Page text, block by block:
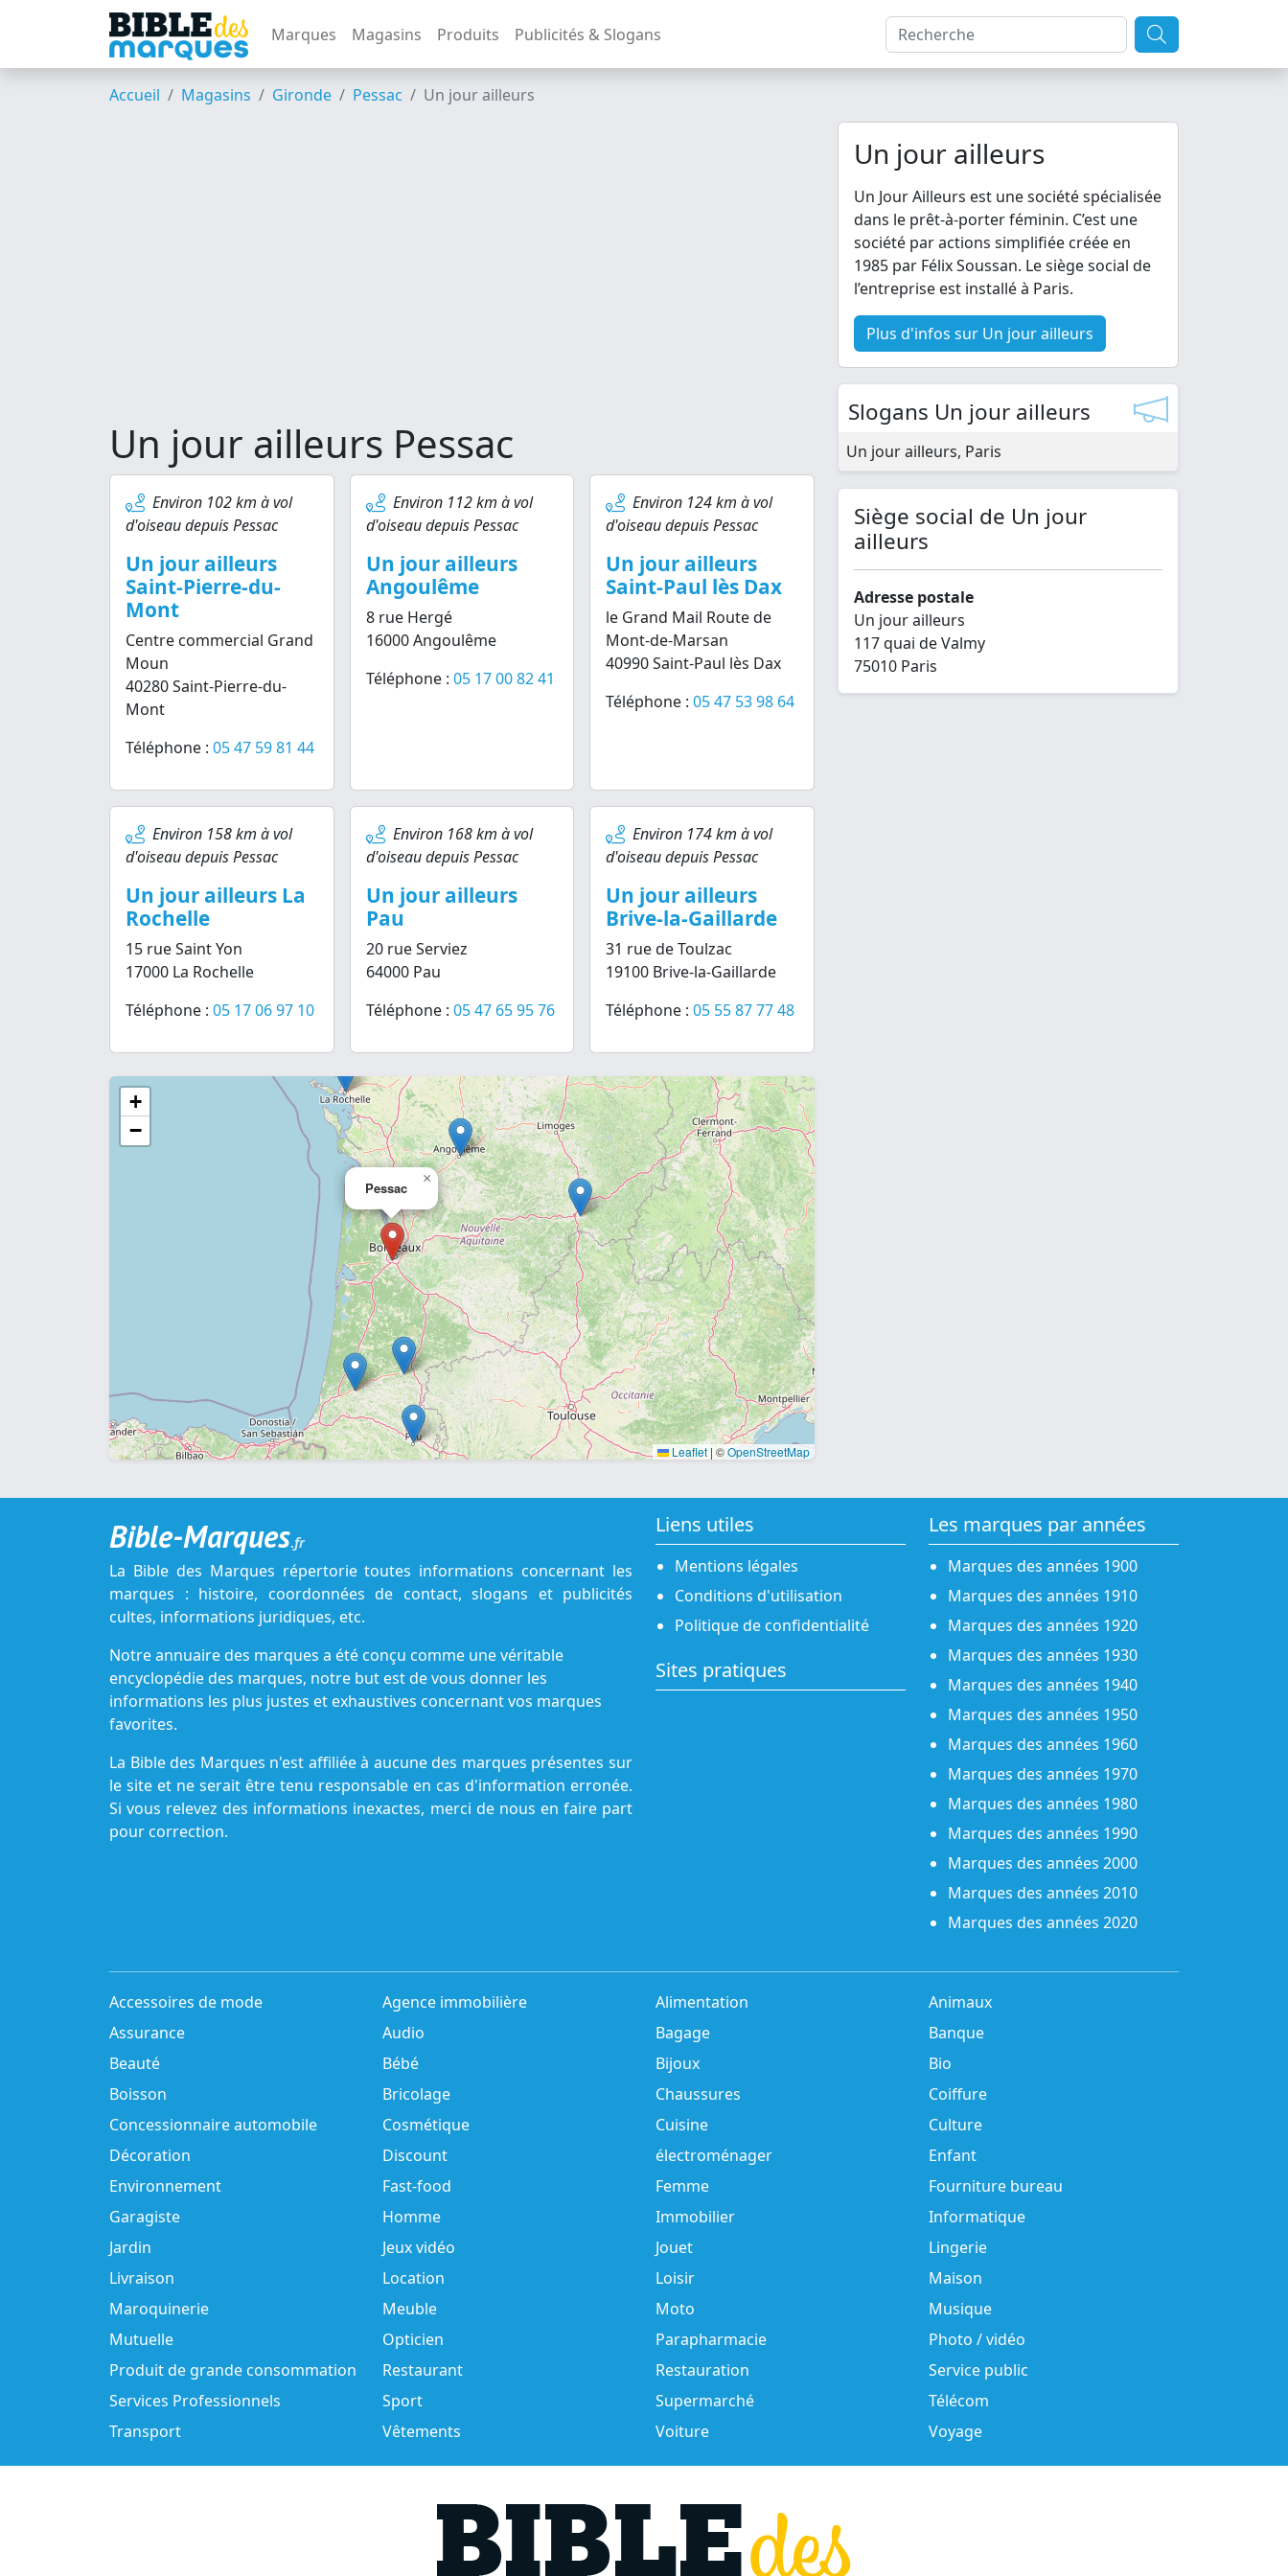
Marques Magasins Produits Publicités & Slogans
Accueil Magasins Gironde Pessac Un jour ailleurs
Un jour ailleurs Pessac
Environ 102 km à vol
d'oiseau depuis Pessac
Un jour ailleurs
Saint-Pierre-du-
Mont
Centre commercial Grand
Moun
40280 Saint-Pierre-du-
Mont
Téléphone : 05 47 59 81 44
Environ 112 km à vol
d'oiseau depuis Pessac
Un jour ailleurs
Angoulême
8 rue Hergé
16000 Angoulême
Téléphone : 05 17 00 82 41
Environ 124 km à vol
d'oiseau depuis Pessac
Un jour ailleurs
Saint-Paul lès Dax
le Grand Mail Route de
Mont-de-Marsan
40990 Saint-Paul lès Dax
Téléphone :05 47 53 98 64
Environ 158 km à vol
d'oiseau depuis Pessac
Un jour ailleurs La
Rochelle
15 rue Saint Yon
17000 La Rochelle
Téléphone : 05 17 06 97 10
Environ 168 km à vol
d'oiseau depuis Pessac
Un jour ailleurs
Pau
20 rue Serviez
64000 Pau
Téléphone : 05 47 65 95 76
Environ 174 km à vol
d'oiseau depuis Pessac
Un jour ailleurs
Brive-la-Gaillarde
31 rue de Toulzac
19100 Brive-la-Gaillarde
Téléphone :05 55 87 77 48
Pessac
×
+
−
Leaflet |©OpenStreetMap
Un jour ailleurs
Un Jour Ailleurs est une société spécialisée
dans le prêt-à-porter féminin. C’est une
société par actions simplifiée créée en
1985 par Félix Soussan. Le siège social de
l’entreprise est installé à Paris.
Plus d'infos sur Un jour ailleurs
Slogans Un jour ailleurs
Un jour ailleurs, Paris
Siège social de Un jour
ailleurs
Adresse postale
Un jour ailleurs
117 quai de Valmy
75010 Paris
Bible-Marques.fr
La Bible des Marques répertorie toutes informations concernant les
marques : histoire, coordonnées de contact, slogans et publicités
cultes, informations juridiques, etc.
Notre annuaire des marques a été conçu comme une véritable
encyclopédie des marques, notre but est de vous donner les
informations les plus justes et exhaustives concernant vos marques
favorites.
La Bible des Marques n'est affiliée à aucune des marques présentes sur
le site et ne serait être tenu responsable en cas d'information erronée.
Si vous relevez des informations inexactes, merci de nous en faire part
pour correction.
Liens utiles
Mentions légales
Conditions d'utilisation
Politique de confidentialité
Sites pratiques
Les marques par années
Marques des années 1900
Marques des années 1910
Marques des années 1920
Marques des années 1930
Marques des années 1940
Marques des années 1950
Marques des années 1960
Marques des années 1970
Marques des années 1980
Marques des années 1990
Marques des années 2000
Marques des années 2010
Marques des années 2020
Accessoires de mode Agence immobilière Alimentation
Animaux
Assurance
Audio Bagage
Banque
Beauté
Bébé Bijoux
Bio
Boisson
Bricolage Chaussures
Coiffure
Concessionnaire automobile
Cosmétique Cuisine
Culture
Décoration
Discount électroménager
Enfant
Environnement
Fast-food Femme
Fourniture bureau
Garagiste
Homme Immobilier
Informatique
Jardin
Jeux vidéo Jouet
Lingerie
Livraison
Location Loisir
Maison
Maroquinerie
Meuble Moto
Musique
Mutuelle
Opticien Parapharmacie
Photo / vidéo
Produit de grande consommation
Restaurant Restauration
Service public
Services Professionnels
Sport Supermarché
Télécom
Transport
Vêtements Voiture Voyage